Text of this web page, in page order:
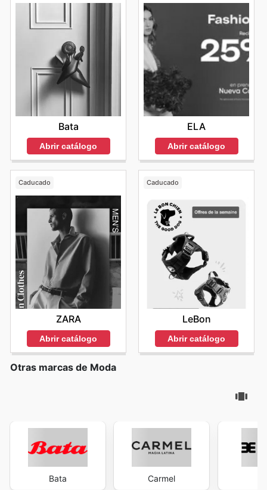
Bata
Abrir catálogo
ELA
Abrir catálogo
Caducado
ZARA
Abrir catálogo
Caducado
LeBon
Abrir catálogo
Otras marcas de Moda
Bata Carmel